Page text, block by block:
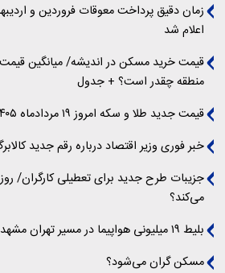
زمان دقیق پرداخت معوقات فروردین و
اعلام شد
قیمت خرید مسکن در اندیشه/ میانگین قیمت
منطقه چقدر است؟ + جدول
قیمت جدید طلا و سکه امروز ۱۹ مردادماه ۱۴۰۵
خبر فوری وزیر اقتصاد درباره رقم جدید
جزیبات طرح جدید برای تعطیلی کارگران/
می‌کند؟
بلیط ۱۹ میلیونی هواپیما در مسیر تهران مشهد‌
مسکن گران می‌شود؟